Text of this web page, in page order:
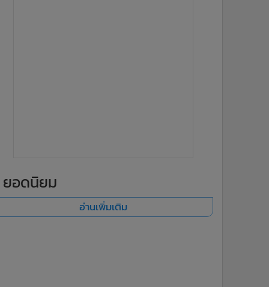
ยอดนิยม
อ่านเพิ่มเติม